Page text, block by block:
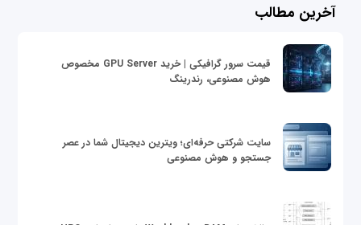
آخرین مطالب
قیمت سرور گرافیکی | خرید GPU Server مخصوص
هوش مصنوعی، رندرینگ
سایت شرکتی حرفه‌ای؛ ویترین دیجیتال شما در عصر
جستجو و هوش مصنوعی